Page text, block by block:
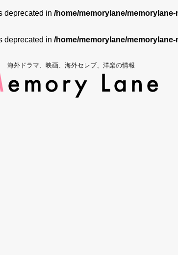
deprecated in /home/memorylane/
deprecated in /home/memorylane/
海外ドラマ、映画、海外セレブ、洋楽の情報